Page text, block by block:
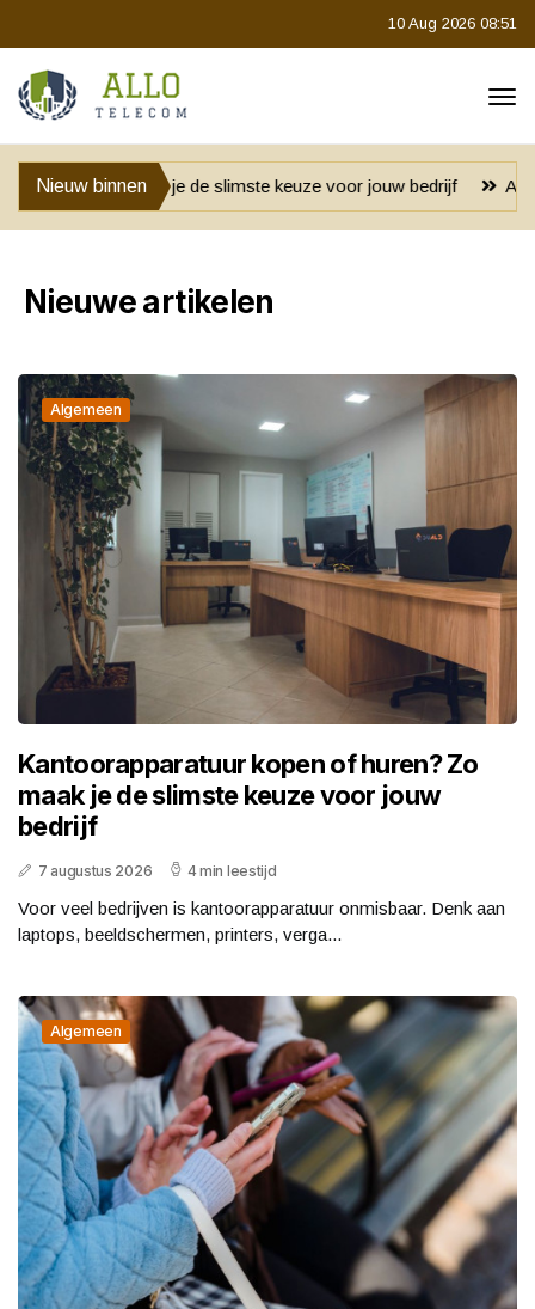
10 Aug 2026 08:51
Nieuw binnen
je de slimste keuze voor jouw bedrijf Anoniem blijven bij het
Nieuwe artikelen
Algemeen
Kantoorapparatuur kopen of huren? Zo
maak je de slimste keuze voor jouw
bedrijf
7 augustus 2026 4 min leestijd
Voor veel bedrijven is kantoorapparatuur onmisbaar. Denk aan
laptops, beeldschermen, printers, verga...
Algemeen